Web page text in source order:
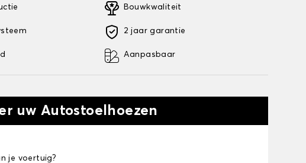
Bouwkwaliteit
2 jaar garantie
Aanpasbaar
uw Autostoelhoezen
je voertuig?